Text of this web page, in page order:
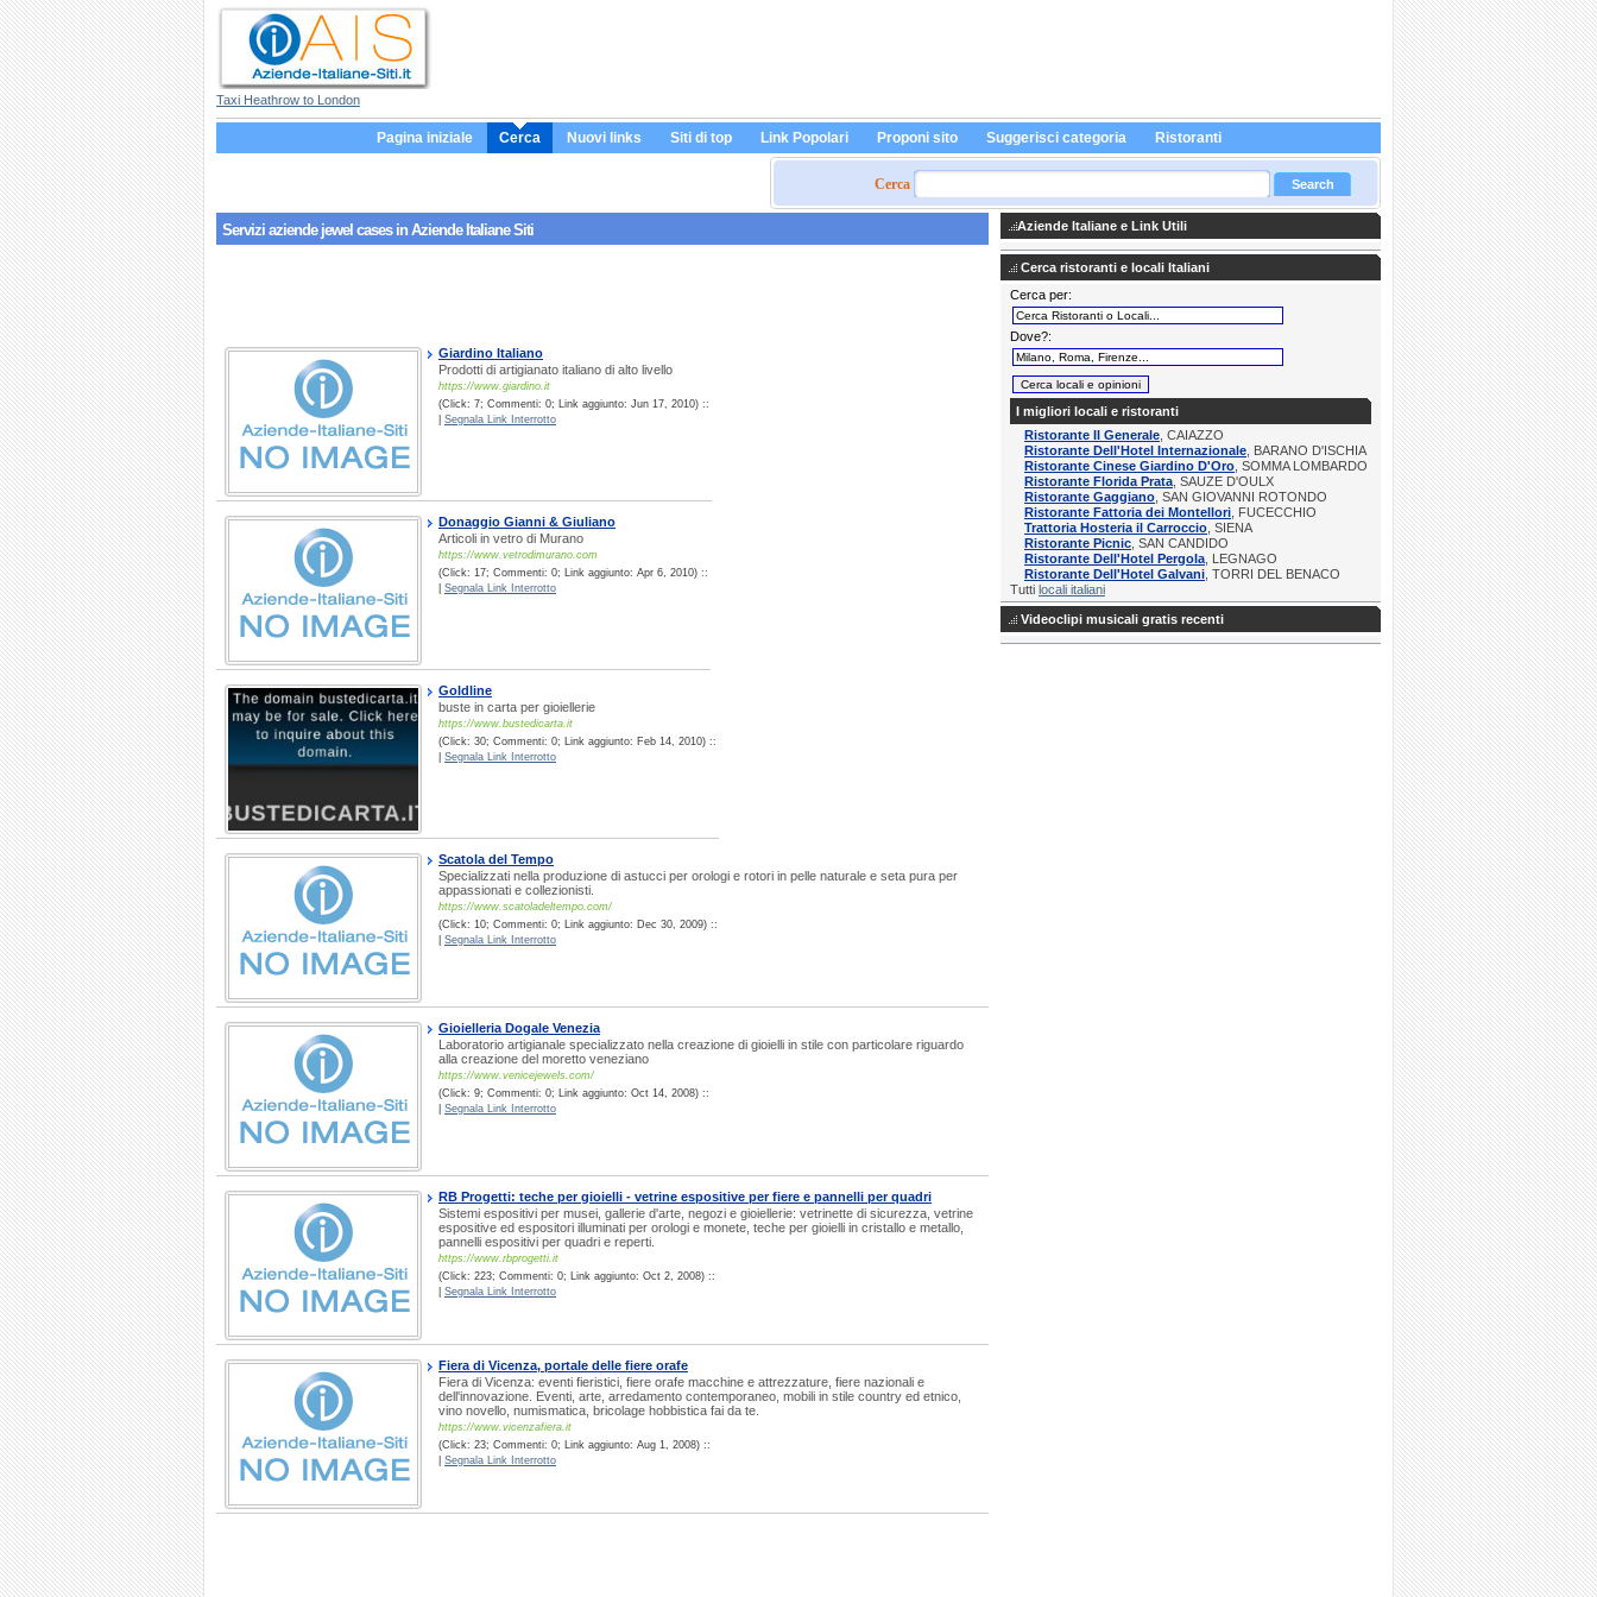
Taxi Heathrow to London
Pagina iniziale Cerca Nuovi links Siti di top Link Popolari Proponi sito Suggerisci categoria Ristoranti
Cerca
Servizi aziende jewel casesin Aziende Italiane Siti
Giardino Italiano
Prodotti di artigianato italiano di alto livello
https://www.giardino.it
(Click: 7; Commenti: 0; Link aggiunto: Jun 17, 2010) ::
Segnala Link Interrotto
Donaggio Gianni & Giuliano
Articoli in vetro di Murano
https://www.vetrodimurano.com
(Click: 17; Commenti: 0; Link aggiunto: Apr 6, 2010) ::
Segnala Link Interrotto
Goldline
buste in carta per gioiellerie
https://www.bustedicarta.it
(Click: 30; Commenti: 0; Link aggiunto: Feb 14, 2010) ::
Segnala Link Interrotto
Scatola del Tempo
Specializzati nella produzione di astucci per orologi e rotori in pelle naturale e seta pura per
appassionati e collezionisti.
https://www.scatoladeltempo.com/
(Click: 10; Commenti: 0; Link aggiunto: Dec 30, 2009) ::
Segnala Link Interrotto
Gioielleria Dogale Venezia
Laboratorio artigianale specializzato nella creazione di gioielli in stile con particolare riguardo
alla creazione del moretto veneziano
https://www.venicejewels.com/
(Click: 9; Commenti: 0; Link aggiunto: Oct 14, 2008) ::
Segnala Link Interrotto
RB Progetti: teche per gioielli - vetrine espositive per fiere e pannelli per quadri
Sistemi espositivi per musei, gallerie d'arte, negozi e gioiellerie: vetrinette di sicurezza, vetrine
espositive ed espositori illuminati per orologi e monete, teche per gioielli in cristallo e metallo,
pannelli espositivi per quadri e reperti.
https://www.rbprogetti.it
(Click: 223; Commenti: 0; Link aggiunto: Oct 2, 2008) ::
Segnala Link Interrotto
Fiera di Vicenza, portale delle fiere orafe
Fiera di Vicenza: eventi fieristici, fiere orafe macchine e attrezzature, fiere nazionali e
dell'innovazione. Eventi, arte, arredamento contemporaneo, mobili in stile country ed etnico,
vino novello, numismatica, bricolage hobbistica fai da te.
https://www.vicenzafiera.it
(Click: 23; Commenti: 0; Link aggiunto: Aug 1, 2008) ::
Segnala Link Interrotto
Aziende Italiane e Link Utili
Cerca ristoranti e locali Italiani
Cerca per:
Dove?:
I migliori locali e ristoranti
Ristorante Il Generale , CAIAZZO
Ristorante Dell'Hotel Internazionale , BARANO D'ISCHIA
Ristorante Cinese Giardino D'Oro , SOMMA LOMBARDO
Ristorante Florida Prata , SAUZE D'OULX
Ristorante Gaggiano , SAN GIOVANNI ROTONDO
Ristorante Fattoria dei Montellori , FUCECCHIO
Trattoria Hosteria il Carroccio , SIENA
Ristorante Picnic , SAN CANDIDO
Ristorante Dell'Hotel Pergola , LEGNAGO
Ristorante Dell'Hotel Galvani , TORRI DEL BENACO
Tutti locali italiani
Videoclipi musicali gratis recenti